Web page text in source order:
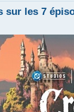
sur les 7